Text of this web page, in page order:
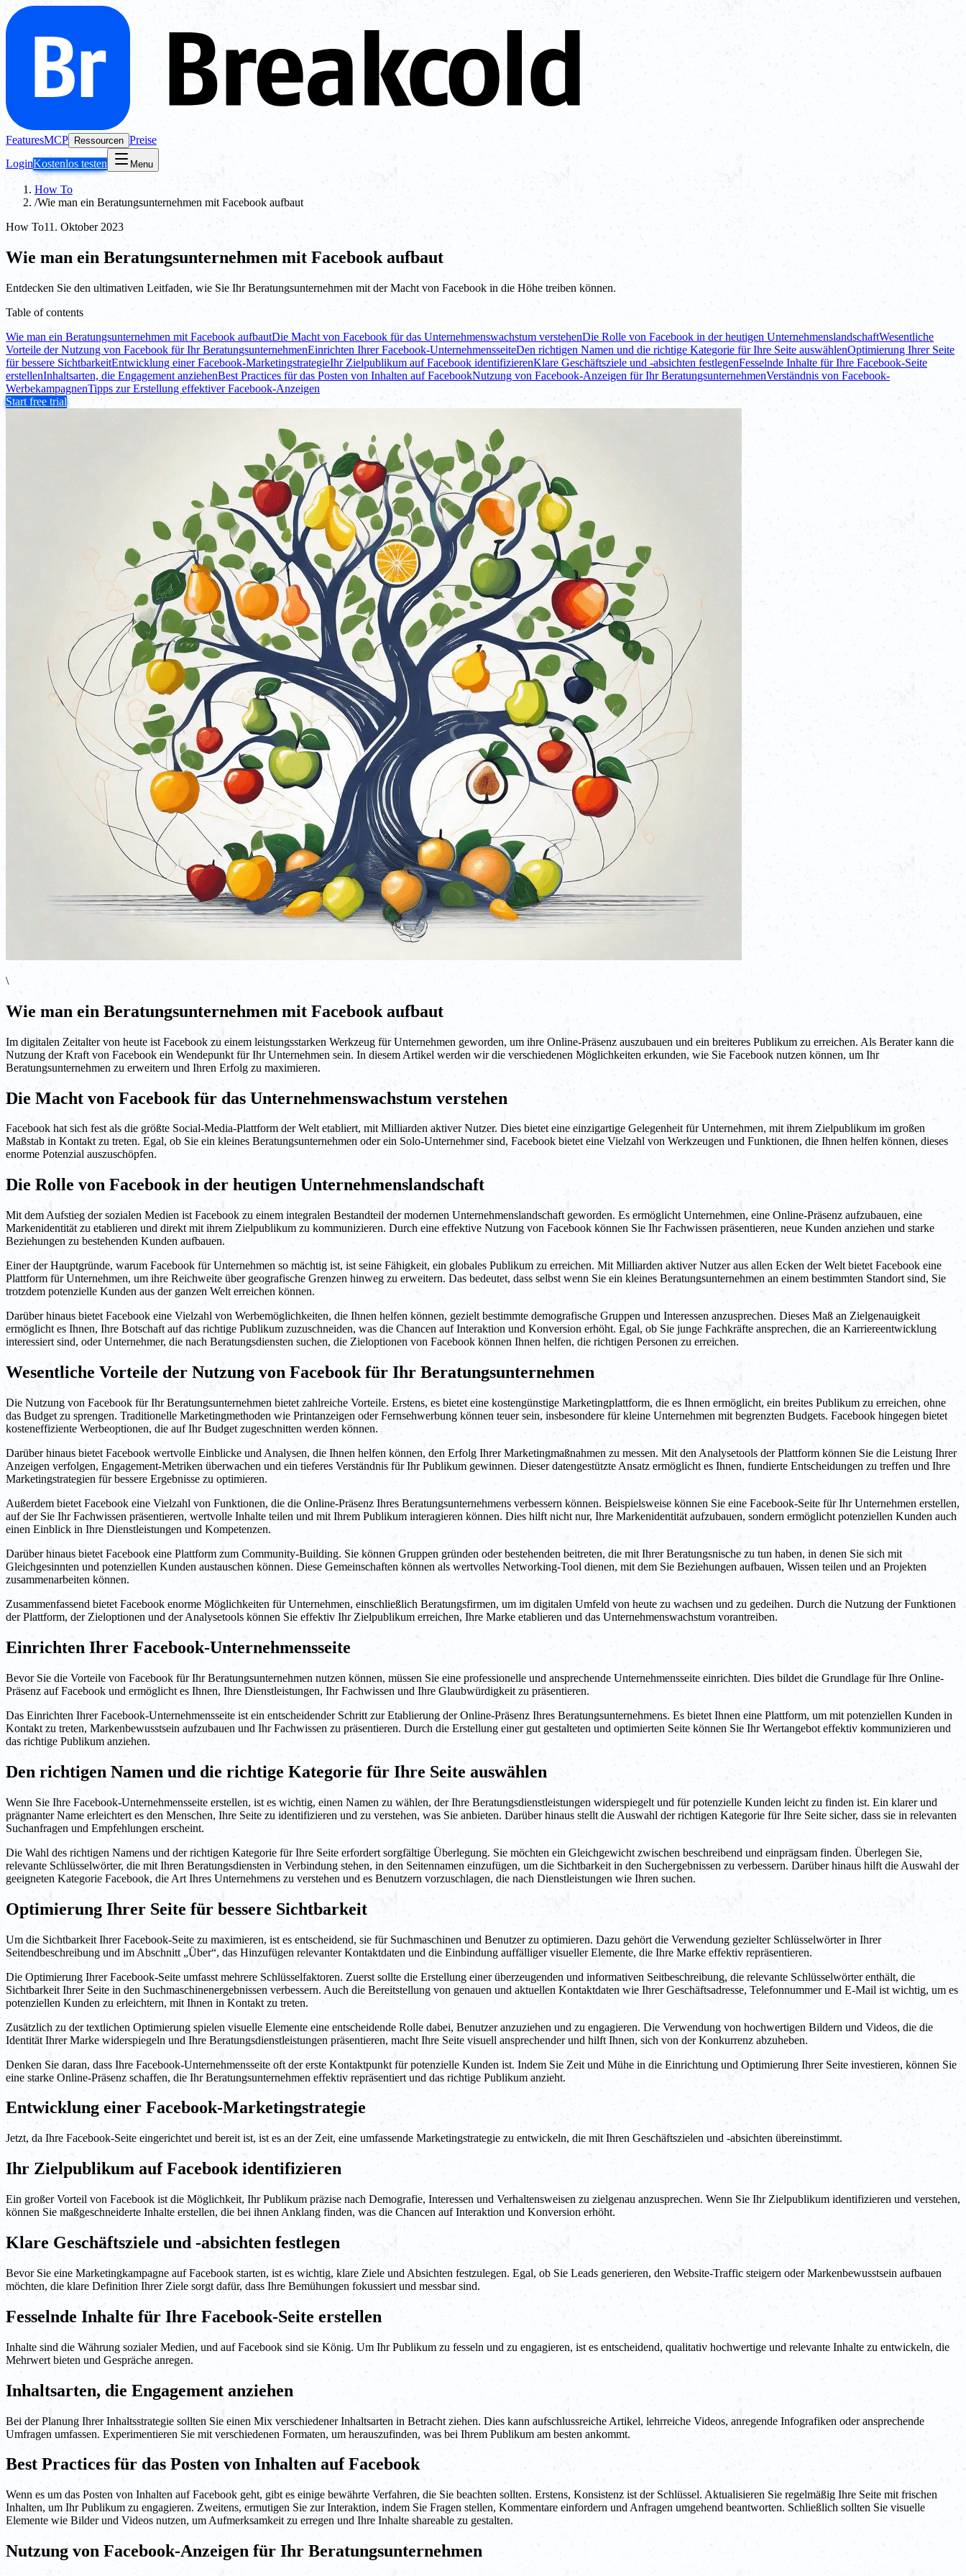
FeaturesMCP Ressourcen Preise
LoginKostenlos testen Menu
How To
/Wie man ein Beratungsunternehmen mit Facebook aufbaut
How To11. Oktober 2023
Wie man ein Beratungsunternehmen mit Facebook aufbaut
Entdecken Sie den ultimativen Leitfaden, wie Sie Ihr Beratungsunternehmen mit der Macht von Facebook in die Höhe treiben können.
Table of contents
Wie man ein Beratungsunternehmen mit Facebook aufbautDie Macht von Facebook für das Unternehmenswachstum verstehenDie Rolle von Facebook in der heutigen UnternehmenslandschaftWesentliche
Vorteile der Nutzung von Facebook für Ihr BeratungsunternehmenEinrichten Ihrer Facebook-UnternehmensseiteDen richtigen Namen und die richtige Kategorie für Ihre Seite auswählenOptimierung Ihrer Seite
für bessere SichtbarkeitEntwicklung einer Facebook-MarketingstrategieIhr Zielpublikum auf Facebook identifizierenKlare Geschäftsziele und -absichten festlegenFesselnde Inhalte für Ihre Facebook-Seite
erstellenInhaltsarten, die Engagement anziehenBest Practices für das Posten von Inhalten auf FacebookNutzung von Facebook-Anzeigen für Ihr BeratungsunternehmenVerständnis von Facebook-
WerbekampagnenTipps zur Erstellung effektiver Facebook-Anzeigen
Start free trial
\
Wie man ein Beratungsunternehmen mit Facebook aufbaut
Im digitalen Zeitalter von heute ist Facebook zu einem leistungsstarken Werkzeug für Unternehmen geworden, um ihre Online-Präsenz auszubauen und ein breiteres Publikum zu erreichen. Als Berater kann die
Nutzung der Kraft von Facebook ein Wendepunkt für Ihr Unternehmen sein. In diesem Artikel werden wir die verschiedenen Möglichkeiten erkunden, wie Sie Facebook nutzen können, um Ihr
Beratungsunternehmen zu erweitern und Ihren Erfolg zu maximieren.
Die Macht von Facebook für das Unternehmenswachstum verstehen
Facebook hat sich fest als die größte Social-Media-Plattform der Welt etabliert, mit Milliarden aktiver Nutzer. Dies bietet eine einzigartige Gelegenheit für Unternehmen, mit ihrem Zielpublikum im großen
Maßstab in Kontakt zu treten. Egal, ob Sie ein kleines Beratungsunternehmen oder ein Solo-Unternehmer sind, Facebook bietet eine Vielzahl von Werkzeugen und Funktionen, die Ihnen helfen können, dieses
enorme Potenzial auszuschöpfen.
Die Rolle von Facebook in der heutigen Unternehmenslandschaft
Mit dem Aufstieg der sozialen Medien ist Facebook zu einem integralen Bestandteil der modernen Unternehmenslandschaft geworden. Es ermöglicht Unternehmen, eine Online-Präsenz aufzubauen, eine
Markenidentität zu etablieren und direkt mit ihrem Zielpublikum zu kommunizieren. Durch eine effektive Nutzung von Facebook können Sie Ihr Fachwissen präsentieren, neue Kunden anziehen und starke
Beziehungen zu bestehenden Kunden aufbauen.
Einer der Hauptgründe, warum Facebook für Unternehmen so mächtig ist, ist seine Fähigkeit, ein globales Publikum zu erreichen. Mit Milliarden aktiver Nutzer aus allen Ecken der Welt bietet Facebook eine
Plattform für Unternehmen, um ihre Reichweite über geografische Grenzen hinweg zu erweitern. Das bedeutet, dass selbst wenn Sie ein kleines Beratungsunternehmen an einem bestimmten Standort sind, Sie
trotzdem potenzielle Kunden aus der ganzen Welt erreichen können.
Darüber hinaus bietet Facebook eine Vielzahl von Werbemöglichkeiten, die Ihnen helfen können, gezielt bestimmte demografische Gruppen und Interessen anzusprechen. Dieses Maß an Zielgenauigkeit
ermöglicht es Ihnen, Ihre Botschaft auf das richtige Publikum zuzuschneiden, was die Chancen auf Interaktion und Konversion erhöht. Egal, ob Sie junge Fachkräfte ansprechen, die an Karriereentwicklung
interessiert sind, oder Unternehmer, die nach Beratungsdiensten suchen, die Zieloptionen von Facebook können Ihnen helfen, die richtigen Personen zu erreichen.
Wesentliche Vorteile der Nutzung von Facebook für Ihr Beratungsunternehmen
Die Nutzung von Facebook für Ihr Beratungsunternehmen bietet zahlreiche Vorteile. Erstens, es bietet eine kostengünstige Marketingplattform, die es Ihnen ermöglicht, ein breites Publikum zu erreichen, ohne
das Budget zu sprengen. Traditionelle Marketingmethoden wie Printanzeigen oder Fernsehwerbung können teuer sein, insbesondere für kleine Unternehmen mit begrenzten Budgets. Facebook hingegen bietet
kosteneffiziente Werbeoptionen, die auf Ihr Budget zugeschnitten werden können.
Darüber hinaus bietet Facebook wertvolle Einblicke und Analysen, die Ihnen helfen können, den Erfolg Ihrer Marketingmaßnahmen zu messen. Mit den Analysetools der Plattform können Sie die Leistung Ihrer
Anzeigen verfolgen, Engagement-Metriken überwachen und ein tieferes Verständnis für Ihr Publikum gewinnen. Dieser datengestützte Ansatz ermöglicht es Ihnen, fundierte Entscheidungen zu treffen und Ihre
Marketingstrategien für bessere Ergebnisse zu optimieren.
Außerdem bietet Facebook eine Vielzahl von Funktionen, die die Online-Präsenz Ihres Beratungsunternehmens verbessern können. Beispielsweise können Sie eine Facebook-Seite für Ihr Unternehmen erstellen,
auf der Sie Ihr Fachwissen präsentieren, wertvolle Inhalte teilen und mit Ihrem Publikum interagieren können. Dies hilft nicht nur, Ihre Markenidentität aufzubauen, sondern ermöglicht potenziellen Kunden auch
einen Einblick in Ihre Dienstleistungen und Kompetenzen.
Darüber hinaus bietet Facebook eine Plattform zum Community-Building. Sie können Gruppen gründen oder bestehenden beitreten, die mit Ihrer Beratungsnische zu tun haben, in denen Sie sich mit
Gleichgesinnten und potenziellen Kunden austauschen können. Diese Gemeinschaften können als wertvolles Networking-Tool dienen, mit dem Sie Beziehungen aufbauen, Wissen teilen und an Projekten
zusammenarbeiten können.
Zusammenfassend bietet Facebook enorme Möglichkeiten für Unternehmen, einschließlich Beratungsfirmen, um im digitalen Umfeld von heute zu wachsen und zu gedeihen. Durch die Nutzung der Funktionen
der Plattform, der Zieloptionen und der Analysetools können Sie effektiv Ihr Zielpublikum erreichen, Ihre Marke etablieren und das Unternehmenswachstum vorantreiben.
Einrichten Ihrer Facebook-Unternehmensseite
Bevor Sie die Vorteile von Facebook für Ihr Beratungsunternehmen nutzen können, müssen Sie eine professionelle und ansprechende Unternehmensseite einrichten. Dies bildet die Grundlage für Ihre Online-
Präsenz auf Facebook und ermöglicht es Ihnen, Ihre Dienstleistungen, Ihr Fachwissen und Ihre Glaubwürdigkeit zu präsentieren.
Das Einrichten Ihrer Facebook-Unternehmensseite ist ein entscheidender Schritt zur Etablierung der Online-Präsenz Ihres Beratungsunternehmens. Es bietet Ihnen eine Plattform, um mit potenziellen Kunden in
Kontakt zu treten, Markenbewusstsein aufzubauen und Ihr Fachwissen zu präsentieren. Durch die Erstellung einer gut gestalteten und optimierten Seite können Sie Ihr Wertangebot effektiv kommunizieren und
das richtige Publikum anziehen.
Den richtigen Namen und die richtige Kategorie für Ihre Seite auswählen
Wenn Sie Ihre Facebook-Unternehmensseite erstellen, ist es wichtig, einen Namen zu wählen, der Ihre Beratungsdienstleistungen widerspiegelt und für potenzielle Kunden leicht zu finden ist. Ein klarer und
prägnanter Name erleichtert es den Menschen, Ihre Seite zu identifizieren und zu verstehen, was Sie anbieten. Darüber hinaus stellt die Auswahl der richtigen Kategorie für Ihre Seite sicher, dass sie in relevanten
Suchanfragen und Empfehlungen erscheint.
Die Wahl des richtigen Namens und der richtigen Kategorie für Ihre Seite erfordert sorgfältige Überlegung. Sie möchten ein Gleichgewicht zwischen beschreibend und einprägsam finden. Überlegen Sie,
relevante Schlüsselwörter, die mit Ihren Beratungsdiensten in Verbindung stehen, in den Seitennamen einzufügen, um die Sichtbarkeit in den Suchergebnissen zu verbessern. Darüber hinaus hilft die Auswahl der
geeigneten Kategorie Facebook, die Art Ihres Unternehmens zu verstehen und es Benutzern vorzuschlagen, die nach Dienstleistungen wie Ihren suchen.
Optimierung Ihrer Seite für bessere Sichtbarkeit
Um die Sichtbarkeit Ihrer Facebook-Seite zu maximieren, ist es entscheidend, sie für Suchmaschinen und Benutzer zu optimieren. Dazu gehört die Verwendung gezielter Schlüsselwörter in Ihrer
Seitendbeschreibung und im Abschnitt „Über“, das Hinzufügen relevanter Kontaktdaten und die Einbindung auffälliger visueller Elemente, die Ihre Marke effektiv repräsentieren.
Die Optimierung Ihrer Facebook-Seite umfasst mehrere Schlüsselfaktoren. Zuerst sollte die Erstellung einer überzeugenden und informativen Seitbeschreibung, die relevante Schlüsselwörter enthält, die
Sichtbarkeit Ihrer Seite in den Suchmaschinenergebnissen verbessern. Auch die Bereitstellung von genauen und aktuellen Kontaktdaten wie Ihrer Geschäftsadresse, Telefonnummer und E-Mail ist wichtig, um es
potenziellen Kunden zu erleichtern, mit Ihnen in Kontakt zu treten.
Zusätzlich zu der textlichen Optimierung spielen visuelle Elemente eine entscheidende Rolle dabei, Benutzer anzuziehen und zu engagieren. Die Verwendung von hochwertigen Bildern und Videos, die die
Identität Ihrer Marke widerspiegeln und Ihre Beratungsdienstleistungen präsentieren, macht Ihre Seite visuell ansprechender und hilft Ihnen, sich von der Konkurrenz abzuheben.
Denken Sie daran, dass Ihre Facebook-Unternehmensseite oft der erste Kontaktpunkt für potenzielle Kunden ist. Indem Sie Zeit und Mühe in die Einrichtung und Optimierung Ihrer Seite investieren, können Sie
eine starke Online-Präsenz schaffen, die Ihr Beratungsunternehmen effektiv repräsentiert und das richtige Publikum anzieht.
Entwicklung einer Facebook-Marketingstrategie
Jetzt, da Ihre Facebook-Seite eingerichtet und bereit ist, ist es an der Zeit, eine umfassende Marketingstrategie zu entwickeln, die mit Ihren Geschäftszielen und -absichten übereinstimmt.
Ihr Zielpublikum auf Facebook identifizieren
Ein großer Vorteil von Facebook ist die Möglichkeit, Ihr Publikum präzise nach Demografie, Interessen und Verhaltensweisen zu zielgenau anzusprechen. Wenn Sie Ihr Zielpublikum identifizieren und verstehen,
können Sie maßgeschneiderte Inhalte erstellen, die bei ihnen Anklang finden, was die Chancen auf Interaktion und Konversion erhöht.
Klare Geschäftsziele und -absichten festlegen
Bevor Sie eine Marketingkampagne auf Facebook starten, ist es wichtig, klare Ziele und Absichten festzulegen. Egal, ob Sie Leads generieren, den Website-Traffic steigern oder Markenbewusstsein aufbauen
möchten, die klare Definition Ihrer Ziele sorgt dafür, dass Ihre Bemühungen fokussiert und messbar sind.
Fesselnde Inhalte für Ihre Facebook-Seite erstellen
Inhalte sind die Währung sozialer Medien, und auf Facebook sind sie König. Um Ihr Publikum zu fesseln und zu engagieren, ist es entscheidend, qualitativ hochwertige und relevante Inhalte zu entwickeln, die
Mehrwert bieten und Gespräche anregen.
Inhaltsarten, die Engagement anziehen
Bei der Planung Ihrer Inhaltsstrategie sollten Sie einen Mix verschiedener Inhaltsarten in Betracht ziehen. Dies kann aufschlussreiche Artikel, lehrreiche Videos, anregende Infografiken oder ansprechende
Umfragen umfassen. Experimentieren Sie mit verschiedenen Formaten, um herauszufinden, was bei Ihrem Publikum am besten ankommt.
Best Practices für das Posten von Inhalten auf Facebook
Wenn es um das Posten von Inhalten auf Facebook geht, gibt es einige bewährte Verfahren, die Sie beachten sollten. Erstens, Konsistenz ist der Schlüssel. Aktualisieren Sie regelmäßig Ihre Seite mit frischen
Inhalten, um Ihr Publikum zu engagieren. Zweitens, ermutigen Sie zur Interaktion, indem Sie Fragen stellen, Kommentare einfordern und Anfragen umgehend beantworten. Schließlich sollten Sie visuelle
Elemente wie Bilder und Videos nutzen, um Aufmerksamkeit zu erregen und Ihre Inhalte shareable zu gestalten.
Nutzung von Facebook-Anzeigen für Ihr Beratungsunternehmen